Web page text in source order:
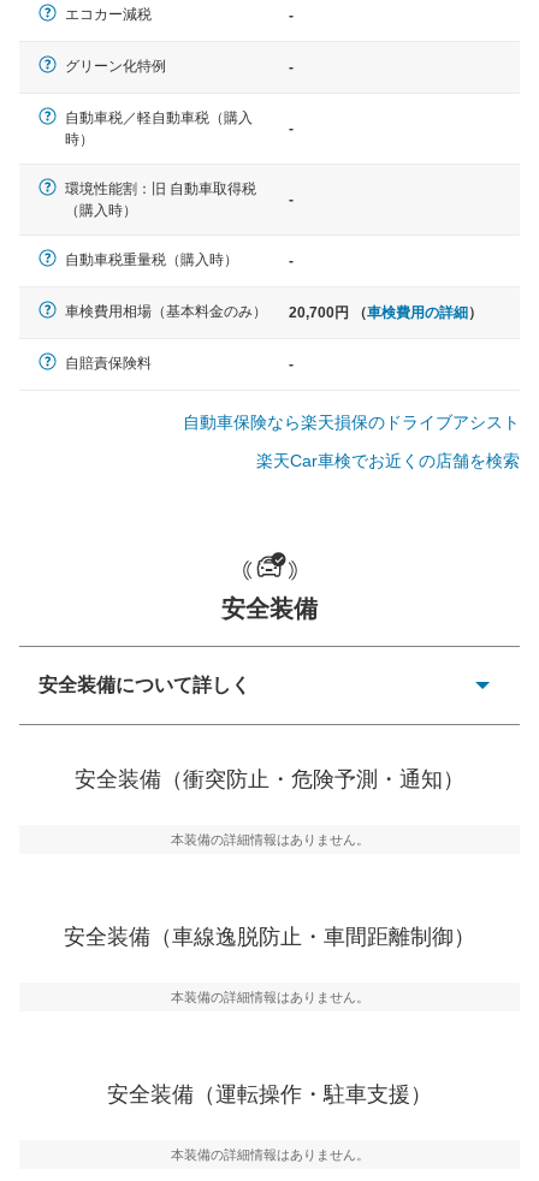
クラウン、アルファード、フォレ
カD:5 など
一般的な荷物のサイズの目安
エコカー減税 -
グリーン化特例 -
自動車税／軽自動車税（購入
時）
-
環境性能割：旧 自動車取得税
（購入時）
-
自動車税重量税（購入時） -
車検費用相場（基本料金のみ） 20,700円 （車検費用の詳細）
自賠責保険料 -
自動車保険なら楽天損保のドライブアシスト
楽天Car車検でお近くの店舗を検索
安全装備
安全装備について詳しく
ーキアシスト、ABSなどが装備されています。
車線逸脱防止
車線のはみだしやふらつきを防止するためにレーンキー
運転・駐車支援
グ・アシストやサイドブラインドモニターなどが装備さ
安全装備（衝突防止・危険予測・通知）
本装備の詳細情報はありません。
安全装備（車線逸脱防止・車間距離制御）
本装備の詳細情報はありません。
安全装備（運転操作・駐車支援）
本装備の詳細情報はありません。